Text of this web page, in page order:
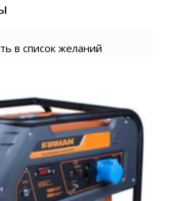
в список желаний